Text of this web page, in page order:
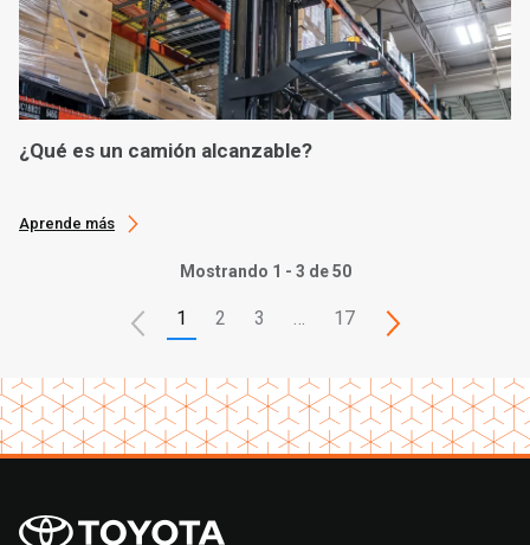
¿Qué es un camión alcanzable?
Aprende más
Mostrando 1 - 3 de 50
1 2 3 17